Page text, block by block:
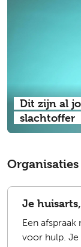
Dit zijn al
slachtoffer
Je
Een
voor hulp. Je